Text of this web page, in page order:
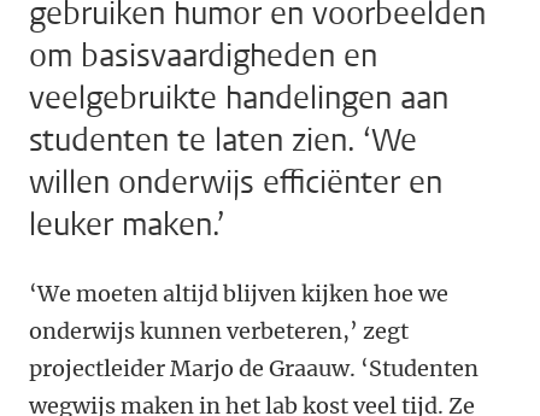
gebruiken humor en voorbeelden
om basisvaardigheden en
veelgebruikte handelingen aan
studenten te laten zien. ‘We
willen onderwijs efficiënter en
leuker maken.’
‘We moeten altijd blijven kijken hoe we
onderwijs kunnen verbeteren,’ zegt
projectleider Marjo de Graauw. ‘Studenten
wegwijs maken in het lab kost veel tijd. Ze